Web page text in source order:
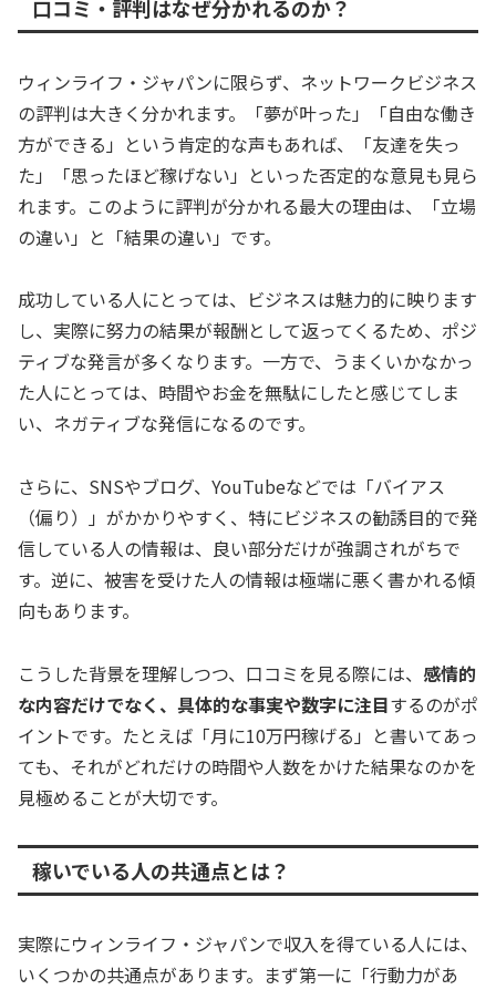
口コミ・評判はなぜ分かれるのか？
ウィンライフ・ジャパンに限らず、ネットワークビジネス
の評判は大きく分かれます。「夢が叶った」「自由な働き
方ができる」という肯定的な声もあれば、「友達を失っ
た」「思ったほど稼げない」といった否定的な意見も見ら
れます。このように評判が分かれる最大の理由は、「立場
の違い」と「結果の違い」です。
成功している人にとっては、ビジネスは魅力的に映ります
し、実際に努力の結果が報酬として返ってくるため、ポジ
ティブな発言が多くなります。一方で、うまくいかなかっ
た人にとっては、時間やお金を無駄にしたと感じてしま
い、ネガティブな発信になるのです。
さらに、SNSやブログ、YouTubeなどでは「バイアス
（偏り）」がかかりやすく、特にビジネスの勧誘目的で発
信している人の情報は、良い部分だけが強調されがちで
す。逆に、被害を受けた人の情報は極端に悪く書かれる傾
向もあります。
こうした背景を理解しつつ、口コミを見る際には、 感情的
な内容だけでなく、具体的な事実や数字に注目するのがポ
イントです。たとえば「月に10万円稼げる」と書いてあっ
ても、それがどれだけの時間や人数をかけた結果なのかを
見極めることが大切です。
稼いでいる人の共通点とは？
実際にウィンライフ・ジャパンで収入を得ている人には、
いくつかの共通点があります。まず第一に「行動力があ